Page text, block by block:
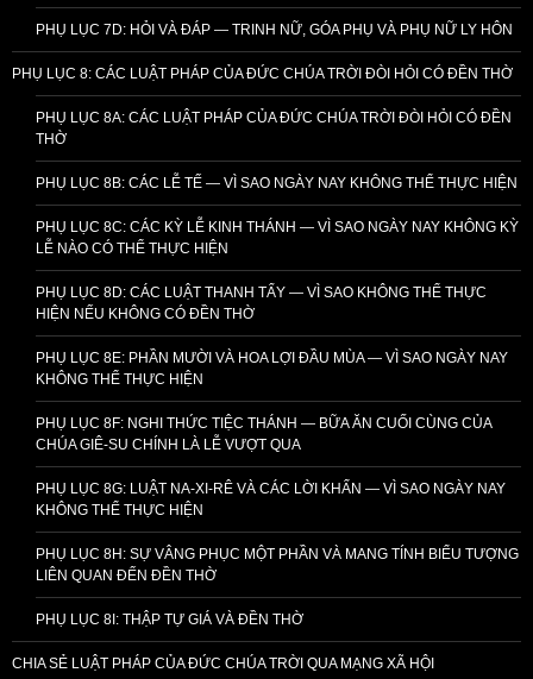
PHỤ LỤC 7D: HỎI VÀ ĐÁP — TRINH NỮ, GÓA PHỤ VÀ PHỤ NỮ LY HÔN
PHỤ LỤC 8: CÁC LUẬT PHÁP CỦA ĐỨC CHÚA TRỜI ĐÒI HỎI CÓ ĐỀN THỜ
PHỤ LỤC 8A: CÁC LUẬT PHÁP CỦA ĐỨC CHÚA TRỜI ĐÒI HỎI CÓ ĐỀN
THỜ
PHỤ LỤC 8B: CÁC LỄ TẾ — VÌ SAO NGÀY NAY KHÔNG THỂ THỰC HIỆN
PHỤ LỤC 8C: CÁC KỲ LỄ KINH THÁNH — VÌ SAO NGÀY NAY KHÔNG KỲ
LỄ NÀO CÓ THỂ THỰC HIỆN
PHỤ LỤC 8D: CÁC LUẬT THANH TẨY — VÌ SAO KHÔNG THỂ THỰC
HIỆN NẾU KHÔNG CÓ ĐỀN THỜ
PHỤ LỤC 8E: PHẦN MƯỜI VÀ HOA LỢI ĐẦU MÙA — VÌ SAO NGÀY NAY
KHÔNG THỂ THỰC HIỆN
PHỤ LỤC 8F: NGHI THỨC TIỆC THÁNH — BỮA ĂN CUỐI CÙNG CỦA
CHÚA GIÊ-SU CHÍNH LÀ LỄ VƯỢT QUA
PHỤ LỤC 8G: LUẬT NA-XI-RÊ VÀ CÁC LỜI KHẤN — VÌ SAO NGÀY NAY
KHÔNG THỂ THỰC HIỆN
PHỤ LỤC 8H: SỰ VÂNG PHỤC MỘT PHẦN VÀ MANG TÍNH BIỂU TƯỢNG
LIÊN QUAN ĐẾN ĐỀN THỜ
PHỤ LỤC 8I: THẬP TỰ GIÁ VÀ ĐỀN THỜ
CHIA SẺ LUẬT PHÁP CỦA ĐỨC CHÚA TRỜI QUA MẠNG XÃ HỘI